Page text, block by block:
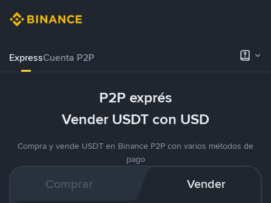
ExpressCuenta P2P
P2P exprés
Vender USDT con USD
Compra y vende USDT en Binance P2P con varios métodos de
pago
Comprar Vender